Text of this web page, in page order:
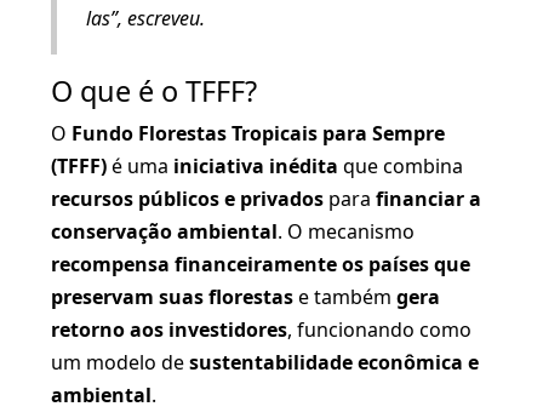
las”, escreveu.
O que é o TFFF?
O Fundo Florestas Tropicais para Sempre
(TFFF)é uma iniciativa inédita que combina
recursos públicos e privados para financiar a
conservação ambiental. O mecanismo
recompensa financeiramente os países que
preservam suas florestase também gera
retorno aos investidores, funcionando como
um modelo desustentabilidade econômica e
ambiental.